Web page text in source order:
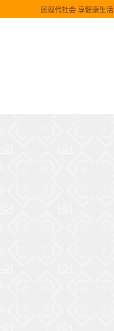
居现代社会 享健康生活